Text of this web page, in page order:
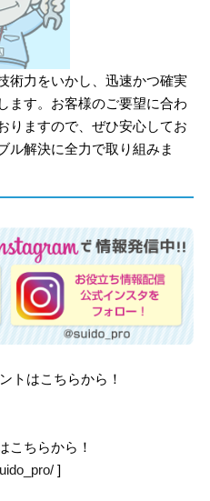
術力をいかし、迅速かつ確実
ます。お客様のご要望に合わ
りますので、ぜひ安心してお
ル解決に全力で取り組みま
トはこちらから！
こちらから！
]